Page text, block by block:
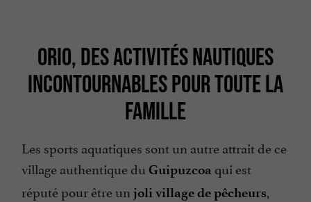
ORIO, DES ACTIVITÉS NAUTIQUES
INCONTOURNABLES POUR TOUTE LA
FAMILLE
Les sports aquatiques sont un autre attrait de ce
village authentique du Guipuzcoa qui est
réputé pour être un joli village de pêcheurs,